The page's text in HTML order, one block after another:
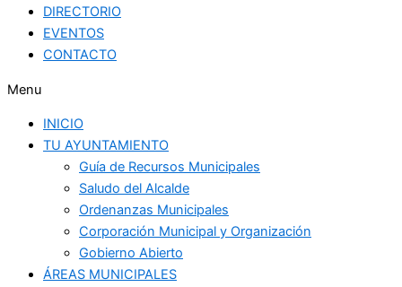
DIRECTORIO
EVENTOS
CONTACTO
Menu
INICIO
TU AYUNTAMIENTO
Guía de Recursos Municipales
Saludo del Alcalde
Ordenanzas Municipales
Corporación Municipal y Organización
Gobierno Abierto
ÁREAS MUNICIPALES